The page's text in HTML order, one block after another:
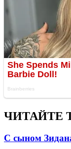
ЧИТАЙТЕ
С сыном